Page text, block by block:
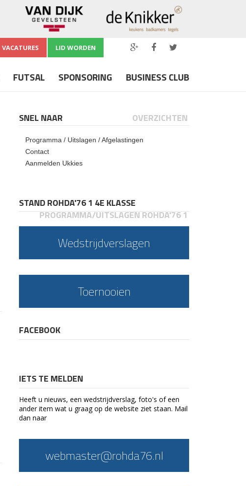
VACATURES LID WORDEN
FUTSAL SPONSORING BUSINESS CLUB
SNEL NAAR OVERZICHTEN
Programma / Uitslagen / Afgelastingen
Contact
Aanmelden Ukkies
STAND ROHDA'76 1 4E KLASSE
PROGRAMMA/UITSLAGEN ROHDA'76 1
Wedstrijdverslagen
Toernooien
FACEBOOK
IETS TE MELDEN
Heeft u nieuws, een wedstrijdverslag, foto's of een
ander item wat u graag op de website ziet staan. Mail
dan naar
webmaster@rohda76.nl